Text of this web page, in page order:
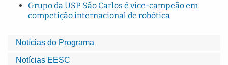
Notícias do Programa
Notícias EESC
Grupo da USP São Carlos é vice-campeão em
competição internacional de robótica